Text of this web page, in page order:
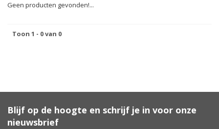
Geen producten gevonden!...
Toon 1 - 0 van 0
Blijf op de hoogte en schrijf je in voor onze
nieuwsbrief